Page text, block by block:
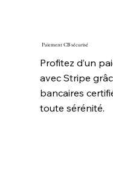
Paiement CB sécurisé
Profitez d’un
avec Stripe
bancaires
toute sérénité.